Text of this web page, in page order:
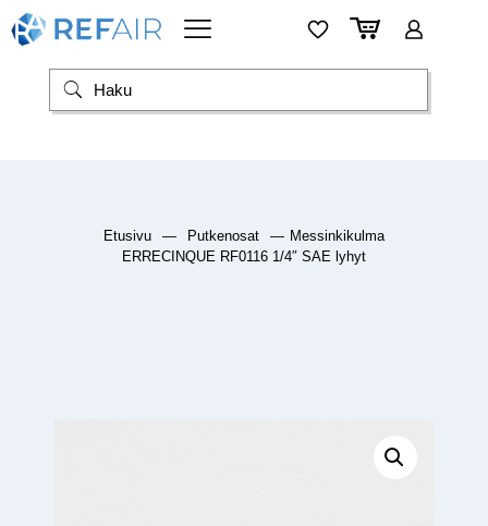
Etusivu — Putkenosat — Messinkikulma
ERRECINQUE RF0116 1/4″ SAE lyhyt